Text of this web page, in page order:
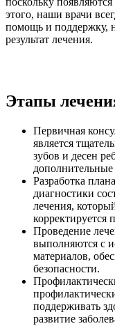
этого, наши врачи
помощь и поддержку,
результат лечения.
Этапы
Первичная
является
зубов и десен
Разработка
диагностики
лечения,
корректируется
Проведение
выполняются с
материалов,
безопасности.
поддерживать
развитие